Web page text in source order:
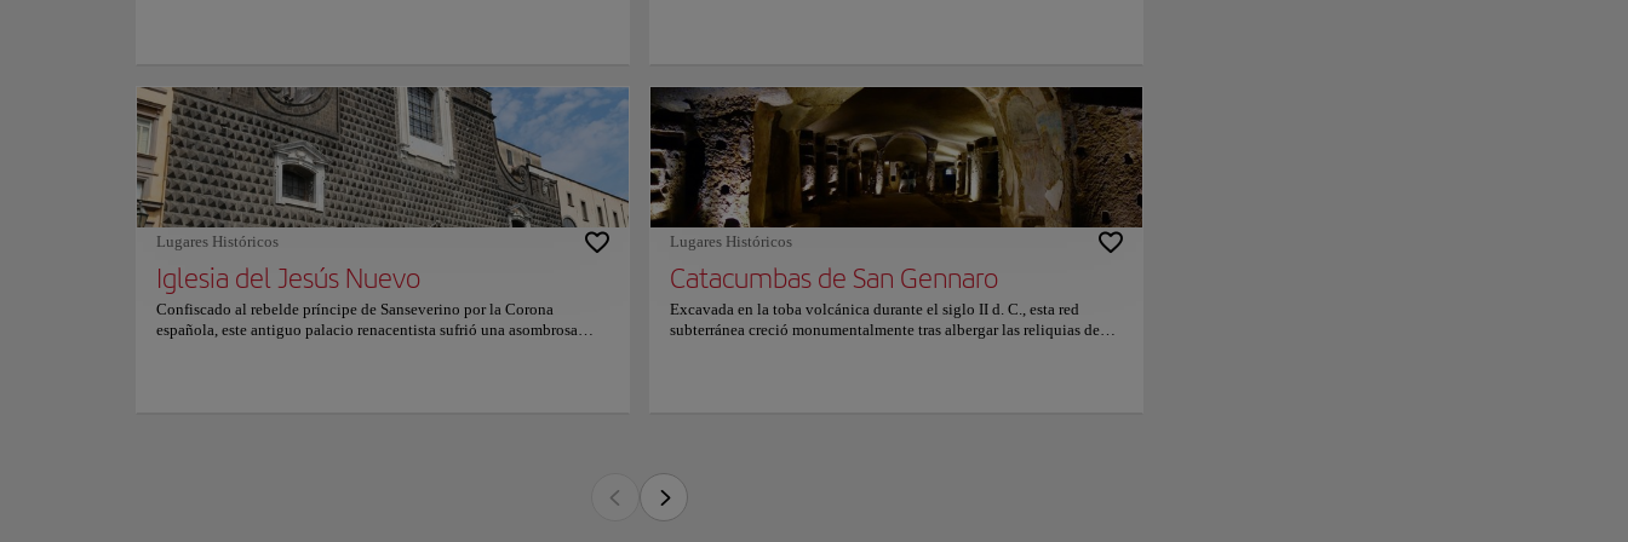
Lugares Históricos
Iglesia del Jesús Nuevo
Confiscado al rebelde príncipe de Sanseverino por la Corona
española, este antiguo palacio renacentista sufrió una asombrosa
Lugares Históricos
Catacumbas de San Gennaro
Excavada en la toba volcánica durante el siglo II d. C., esta red
subterránea creció monumentalmente tras albergar las reliquias de
estas galerías volcánicas proporciona un fascinante viaje al pasado
subterráneo de Nápoles, donde la penumbra y el silencio sagrado
revelan dos milenios de fe, devoción popular y conservación artística